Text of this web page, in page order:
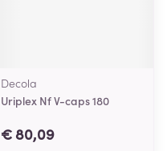
Decola
Uriplex Nf V-caps 180
€ 80,09